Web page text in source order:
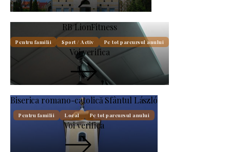
RB LionFitness
Pentru familii Sport / Activ Pe tot parcursul anului
Voi verifica
Biserica romano-catolică Sfântul László
Pentru familii Local Pe tot parcursul anului
Voi verifica